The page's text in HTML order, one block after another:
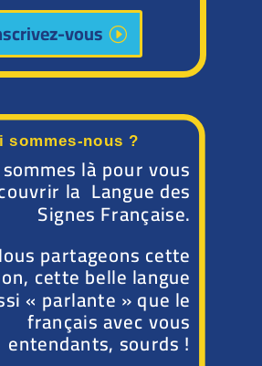
vous
sommes-nous ?
là pour vous
la Langue des
Signes Française.
partageons cette
cette belle langue
« parlante » que le
français avec vous
entendants, sourds !